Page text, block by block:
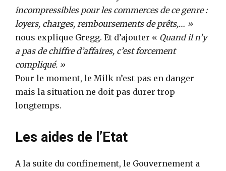
incompressibles pour les commerces de ce genre :
loyers, charges, remboursements de prêts,… »
nous explique Gregg. Et d’ajouter « Quand il n’y
a pas de chiffre d’affaires, c’est forcement
compliqué. »
Pour le moment, le Milk n’est pas en danger
mais la situation ne doit pas durer trop
longtemps.
Les aides de l’Etat
A la suite du confinement, le Gouvernement a